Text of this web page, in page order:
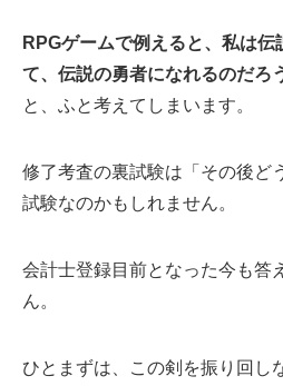
RPGゲームで例えると、私は伝
て、伝説の勇者になれるのだろ
と、ふと考えてしまいます。
修了考査の裏試験は「その後ど
試験なのかもしれません。
会計士登録目前となった今も答
ん。
ひとまずは、この剣を振り回し